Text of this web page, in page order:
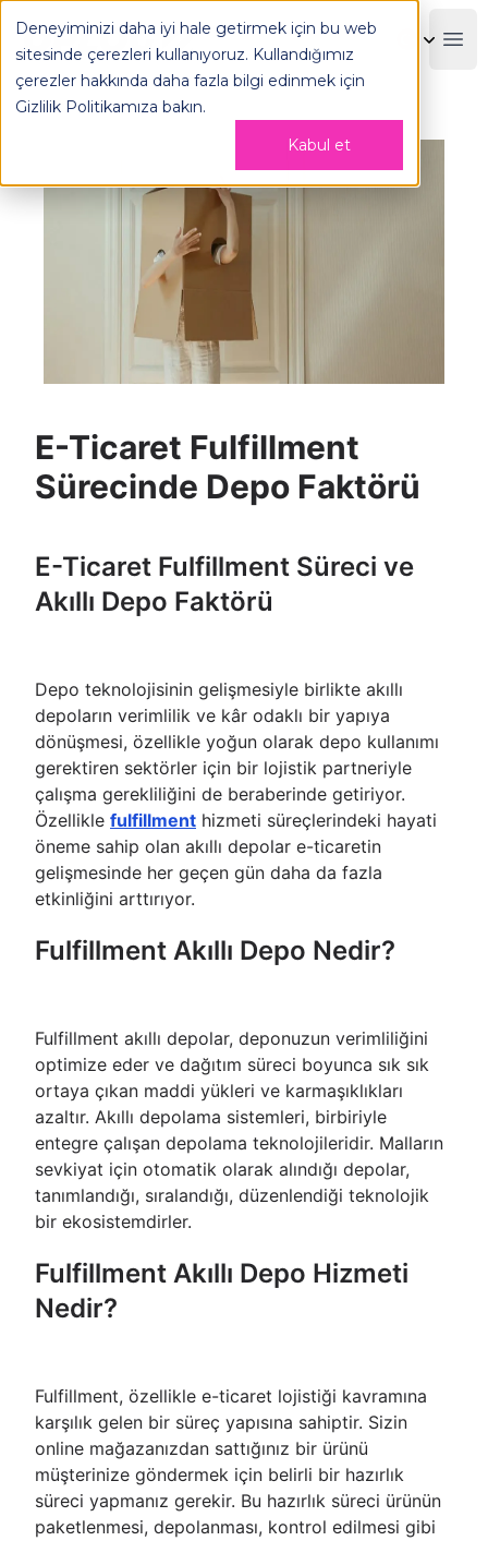
Deneyiminizi daha iyi hale getirmek için bu web
sitesinde çerezleri kullanıyoruz. Kullandığımız
çerezler hakkında daha fazla bilgi edinmek için
Gizlilik Politikamıza bakın.
Kabul et
OPLOG
E-Ticaret Fulfillment
Sürecinde Depo Faktörü
E-Ticaret Fulfillment Süreci ve
Akıllı Depo Faktörü
Depo teknolojisinin gelişmesiyle birlikte akıllı
depoların verimlilik ve kâr odaklı bir yapıya
dönüşmesi, özellikle yoğun olarak depo kullanımı
gerektiren sektörler için bir lojistik partneriyle
çalışma gerekliliğini de beraberinde getiriyor.
Özellikle fulfillment hizmeti süreçlerindeki hayati
öneme sahip olan akıllı depolar e-ticaretin
gelişmesinde her geçen gün daha da fazla
etkinliğini arttırıyor.
Fulfillment Akıllı Depo Nedir?
Fulfillment akıllı depolar, deponuzun verimliliğini
optimize eder ve dağıtım süreci boyunca sık sık
ortaya çıkan maddi yükleri ve karmaşıklıkları
azaltır. Akıllı depolama sistemleri, birbiriyle
entegre çalışan depolama teknolojileridir. Malların
sevkiyat için otomatik olarak alındığı depolar,
tanımlandığı, sıralandığı, düzenlendiği teknolojik
bir ekosistemdirler.
Fulfillment Akıllı Depo Hizmeti
Nedir?
Fulfillment, özellikle e-ticaret lojistiği kavramına
karşılık gelen bir süreç yapısına sahiptir. Sizin
online mağazanızdan sattığınız bir ürünü
müşterinize göndermek için belirli bir hazırlık
süreci yapmanız gerekir. Bu hazırlık süreci ürünün
paketlenmesi, depolanması, kontrol edilmesi gibi